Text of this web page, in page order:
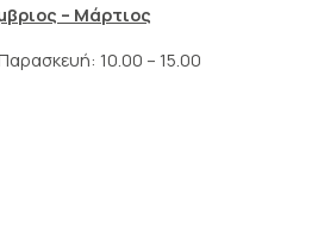
– Μάρτιος
10.00 – 15.00